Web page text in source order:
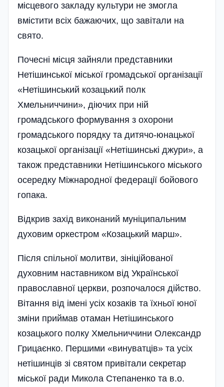
місцевого закладу культури не змогла
вмістити всіх бажаючих, що завітали на
свято.
Почесні місця зайняли представники
Нетішинської міської громадської організації
«Нетішинський козацький полк
Хмельниччини», діючих при ній
громадського формування з охорони
громадського порядку та дитячо-юнацької
козацької органі­зації «Нетішинські джури», а
також представники Нетішинського міського
осередку Міжнародної федерації бойового
гопака.
Відкрив захід виконаний муніципальним
духовим оркестром «Козацький марш».
Після спільної молитви, зініційованої
духовним наставником від Української
православної церкви, розпочалося дійство.
Вітання від імені усіх козаків та їхньої юної
зміни приймав отаман Нетішинського
козацького полку Хмельниччини Олександр
Грицаєнко. Першими «винуватців» та усіх
нетішинців зі святом привітали секретар
міської ради Микола Степаненко та в.о.